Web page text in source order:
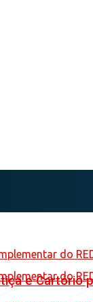
e